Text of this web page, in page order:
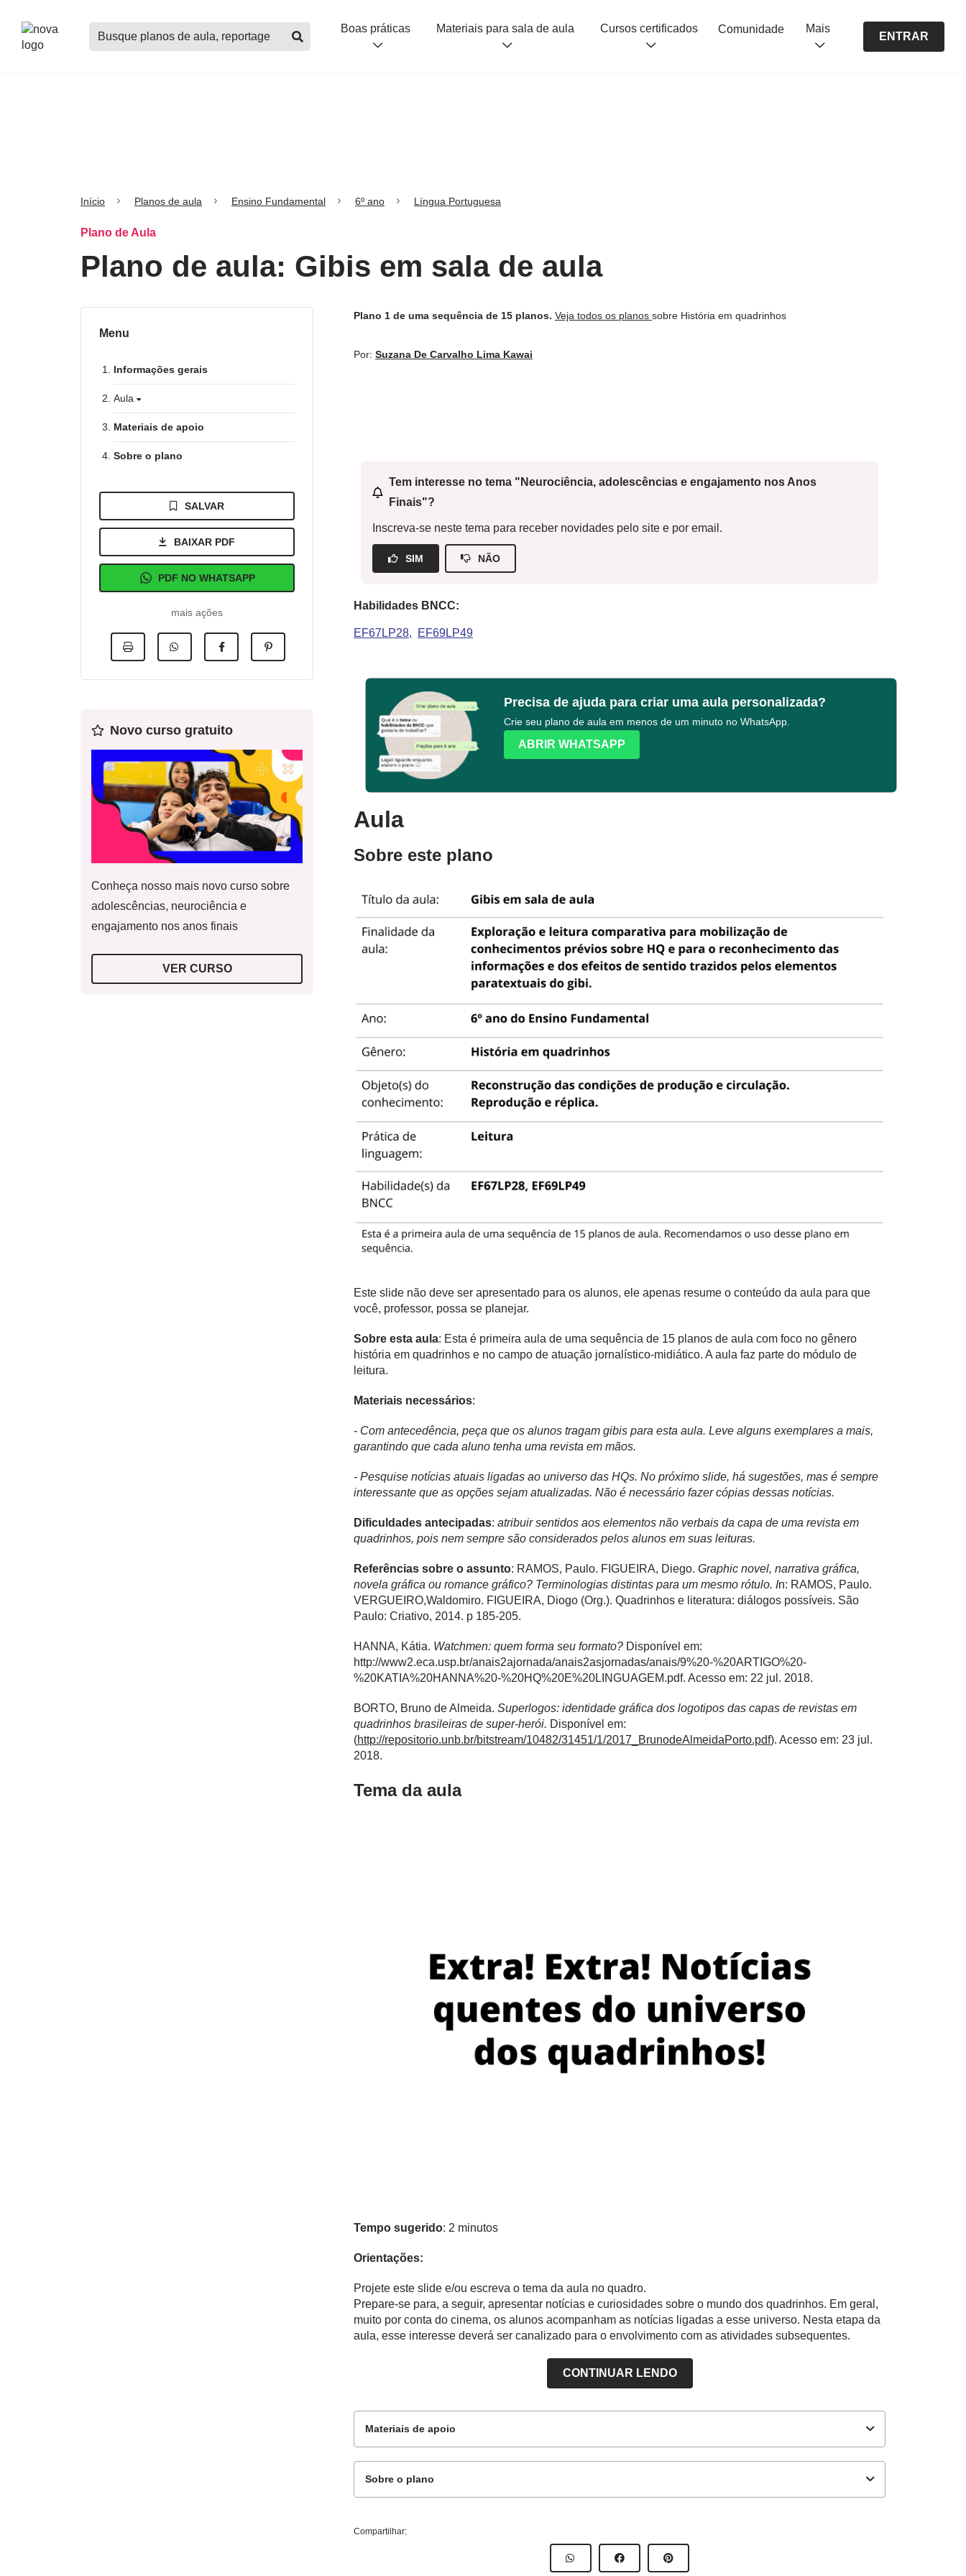
Buscar
planos
Boas práticas Materiais para sala de aula Cursos certificados Comunidade Mais
ENTRAR
Início Planos de aula Ensino Fundamental 6º ano Língua Portuguesa
Plano de Aula
Plano de aula: Gibis em sala de aula
Menu
Informações gerais
Aula
Materiais de apoio
Sobre o plano
SALVAR
BAIXAR PDF
PDF NO WHATSAPP
mais ações
Novo curso gratuito
Conheça nosso mais novo curso sobre
adolescências, neurociência e
engajamento nos anos finais
VER CURSO
Plano 1 de uma sequência de 15 planos. Veja todos os planos sobre História em quadrinhos
Por: Suzana De Carvalho Lima Kawai
Tem interesse no tema "Neurociência, adolescências e engajamento nos Anos
Finais"?
Inscreva-se neste tema para receber novidades pelo site e por email.
SIM NÃO
Habilidades BNCC:
EF67LP28 EF69LP49
Precisa de ajuda para criar uma aula personalizada?
Crie seu plano de aula em menos de um minuto no WhatsApp.
ABRIR WHATSAPP
Aula
Sobre este plano
Este slide não deve ser apresentado para os alunos, ele apenas resume o conteúdo da aula para que
você, professor, possa se planejar.
Sobre esta aula: Esta é primeira aula de uma sequência de 15 planos de aula com foco no gênero
história em quadrinhos e no campo de atuação jornalístico-midiático. A aula faz parte do módulo de
leitura.
Materiais necessários:
- Com antecedência, peça que os alunos tragam gibis para esta aula. Leve alguns exemplares a mais,
garantindo que cada aluno tenha uma revista em mãos.
- Pesquise notícias atuais ligadas ao universo das HQs. No próximo slide, há sugestões, mas é sempre
interessante que as opções sejam atualizadas. Não é necessário fazer cópias dessas notícias.
Dificuldades antecipadas: atribuir sentidos aos elementos não verbais da capa de uma revista em
quadrinhos, pois nem sempre são considerados pelos alunos em suas leituras.
Referências sobre o assunto: RAMOS, Paulo. FIGUEIRA, Diego. Graphic novel, narrativa gráfica,
novela gráfica ou romance gráfico? Terminologias distintas para um mesmo rótulo. In: RAMOS, Paulo.
VERGUEIRO,Waldomiro. FIGUEIRA, Diogo (Org.). Quadrinhos e literatura: diálogos possíveis. São
Paulo: Criativo, 2014. p 185-205.
HANNA, Kátia. Watchmen: quem forma seu formato? Disponível em:
http://www2.eca.usp.br/anais2ajornada/anais2asjornadas/anais/9%20-%20ARTIGO%20-
%20KATIA%20HANNA%20-%20HQ%20E%20LINGUAGEM.pdf. Acesso em: 22 jul. 2018.
BORTO, Bruno de Almeida. Superlogos: identidade gráfica dos logotipos das capas de revistas em
quadrinhos brasileiras de super-herói. Disponível em:
(http://repositorio.unb.br/bitstream/10482/31451/1/2017_BrunodeAlmeidaPorto.pdf). Acesso em: 23 jul.
2018.
Tema da aula
Tempo sugerido: 2 minutos
Orientações:
Projete este slide e/ou escreva o tema da aula no quadro.
Prepare-se para, a seguir, apresentar notícias e curiosidades sobre o mundo dos quadrinhos. Em geral,
muito por conta do cinema, os alunos acompanham as notícias ligadas a esse universo. Nesta etapa da
aula, esse interesse deverá ser canalizado para o envolvimento com as atividades subsequentes.
CONTINUAR LENDO
Materiais de apoio
Sobre o plano
Compartilhar: